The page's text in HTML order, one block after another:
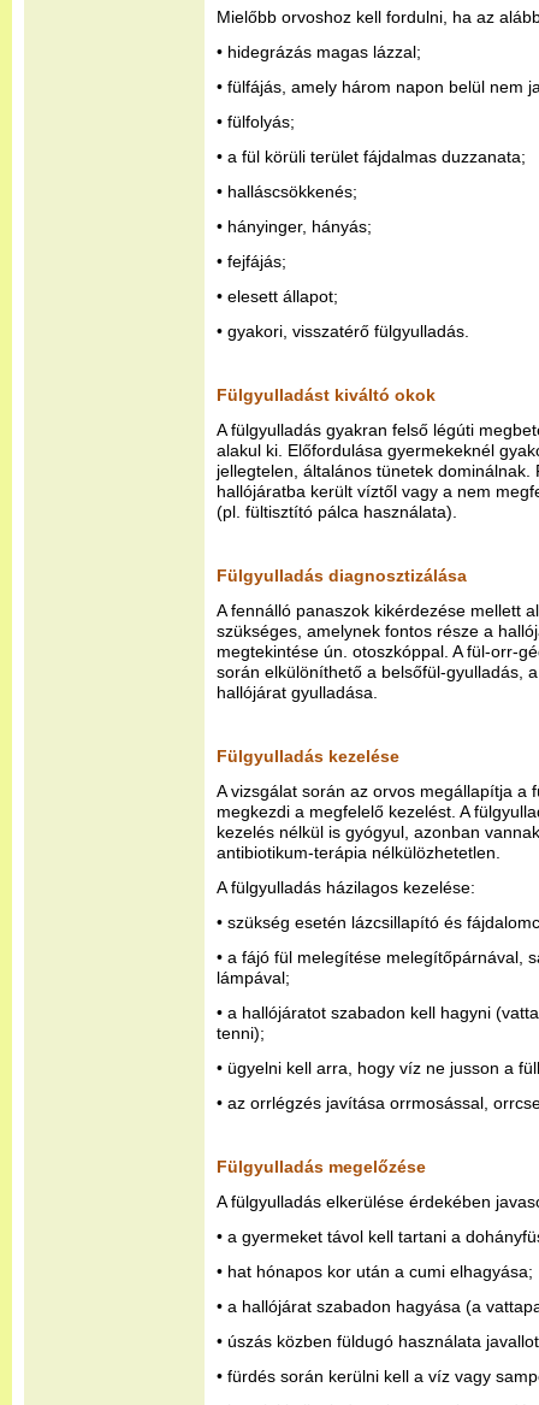
Mielőbb orvoshoz kell fordulni, ha az
• hidegrázás magas lázzal;
• fülfájás, amely három napon belül nem
• fülfolyás;
• a fül körüli terület fájdalmas duzzanata;
• halláscsökkenés;
• hányinger, hányás;
• fejfájás;
• elesett állapot;
• gyakori, visszatérő fülgyulladás.
Fülgyulladást kiváltó okok
A fülgyulladás gyakran felső légúti
alakul ki. Előfordulása gyermekeknél
jellegtelen, általános tünetek dominálnak.
hallójáratba került víztől vagy a nem
(pl. fültisztító pálca használata).
Fülgyulladás diagnosztizálása
A fennálló panaszok kikérdezése mellett
szükséges, amelynek fontos része a
megtekintése ún. otoszkóppal. A fül-orr-
során elkülöníthető a belsőfül-gyulladás,
hallójárat gyulladása.
Fülgyulladás kezelése
A vizsgálat során az orvos megállapítja a
megkezdi a megfelelő kezelést. A
kezelés nélkül is gyógyul, azonban
antibiotikum-terápia nélkülözhetetlen.
A fülgyulladás házilagos kezelése:
• szükség esetén lázcsillapító és
• a fájó fül melegítése melegítőpárnával,
lámpával;
• a hallójáratot szabadon kell hagyni
tenni);
• ügyelni kell arra, hogy víz ne jusson a
• az orrlégzés javítása orrmosással,
Fülgyulladás megelőzése
A fülgyulladás elkerülése érdekében
• a gyermeket távol kell tartani a
• hat hónapos kor után a cumi elhagyása;
• a hallójárat szabadon hagyása (a
• úszás közben füldugó használata
• fürdés során kerülni kell a víz vagy